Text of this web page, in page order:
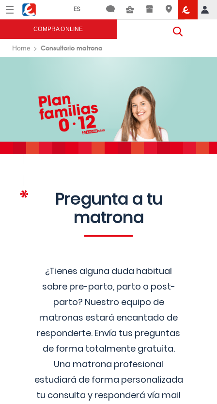
Menú Eroski
COMPRA ONLINE
Home Consultorio matrona
Pregunta a tu
matrona
¿Tienes alguna duda habitual
sobre pre-parto, parto o post-
parto? Nuestro equipo de
matronas estará encantado de
responderte. Envía tus preguntas
de forma totalmente gratuita.
Una matrona profesional
estudiará de forma personalizada
tu consulta y responderá vía mail